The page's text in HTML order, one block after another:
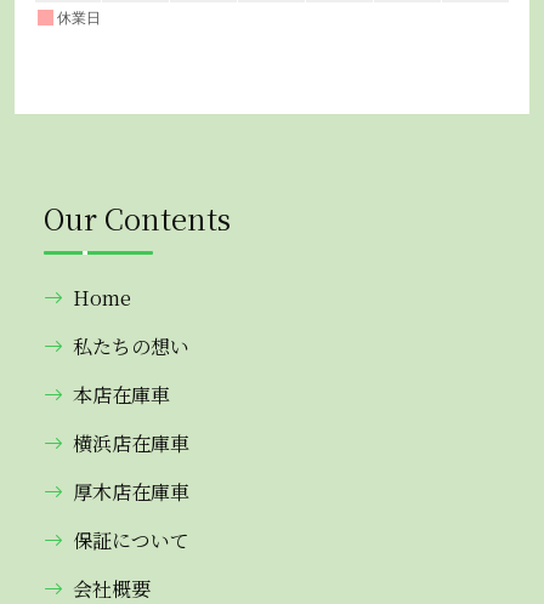
Our Contents
Home
私たちの想い
本店在庫車
横浜店在庫車
厚木店在庫車
保証について
会社概要